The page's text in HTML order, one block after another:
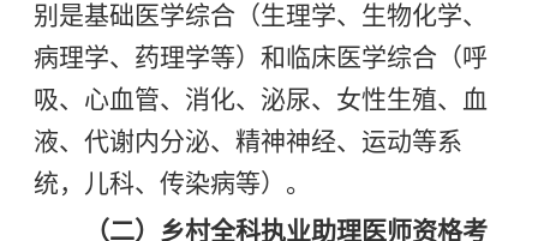
别是基础医学综合（生理学、生物化学、
病理学、药理学等）和临床医学综合（呼
吸、心血管、消化、泌尿、女性生殖、血
液、代谢内分泌、精神神经、运动等系
统，儿科、传染病等）。
（二）乡村全科执业助理医师资格考